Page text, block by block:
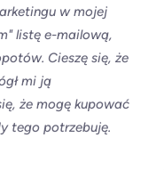
w mojej
listę e-mailową,
Cieszę się, że
mi ją
że mogę kupować
tego potrzebuję.